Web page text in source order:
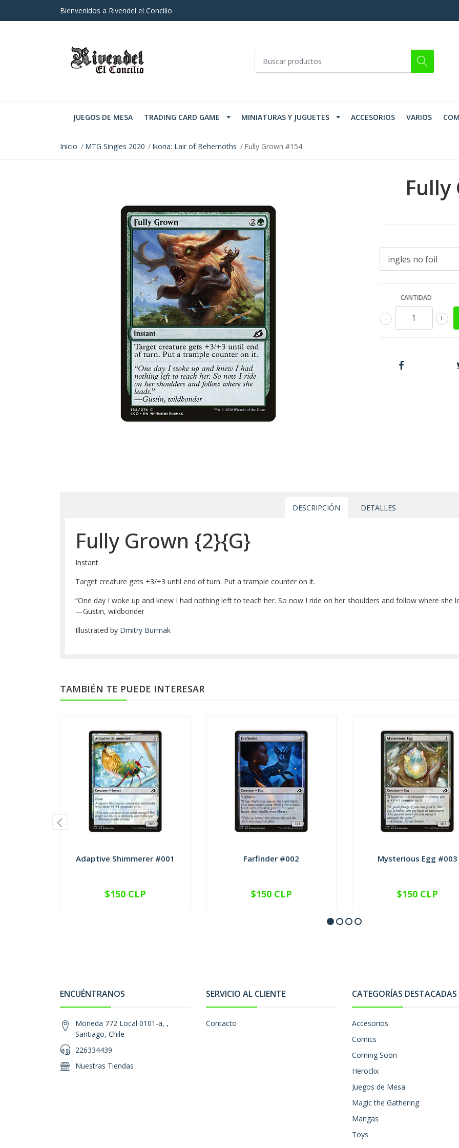
Bienvenidos a Rivendel el Concilio
JUEGOS DE MESA TRADING CARD GAME MINIATURAS Y JUGUETES ACCESORIOS VARIOS
Inicio MTG Singles 2020 Ikoria: Lair of Behemoths Fully Grown #154
Fully
CANTIDAD
+
-
DESCRIPCIÓN DETALLES
Fully Grown {2}{G}
Instant
Target creature gets +3/+3 until end of turn. Put a trample counter on it.
“One day I woke up and knew I had nothing left to teach her. So now I ride on her shoulders and follow where she
—Gustin, wildbonder
Illustrated by Dmitry Burmak
TAMBIÉN TE PUEDE INTERESAR
Adaptive Shimmerer #001
VER OPCIONES
$150 CLP
Farfinder #002
VER OPCIONES
$150 CLP
Mysterious Egg #003
VER OPCIONES
$150 CLP
ENCUÉNTRANOS
Moneda 772 Local 0101-a, ,
Santiago, Chile
226334439
Nuestras Tiendas
SERVICIO AL CLIENTE
Contacto
CATEGORÍAS DESTACADAS
Accesorios
Comics
Coming Soon
Heroclix
Juegos de Mesa
Magic the Gathering
Mangas
Toys